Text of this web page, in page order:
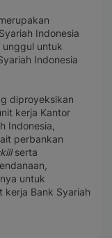
Indonesia
untuk
Indonesia
diproyeksikan
kerja Kantor
Indonesia,
perbankan
serta
,
untuk
Bank Syariah